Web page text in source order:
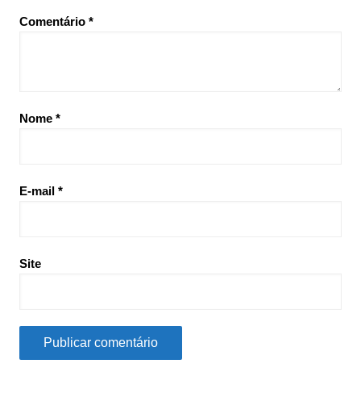
Comentário *
Nome *
E-mail *
Site